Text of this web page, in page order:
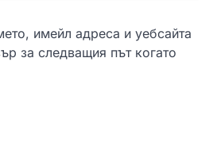
имейл адреса и уебсайта
за следващия път когато